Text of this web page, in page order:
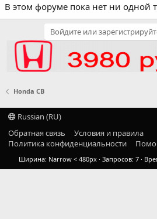
В этом форуме пока нет ни одной
Войдите или
Honda CB
Russian (RU)
Обратная связь
Условия и правила
Политика конфиденциальности
Ширина Запросов 7